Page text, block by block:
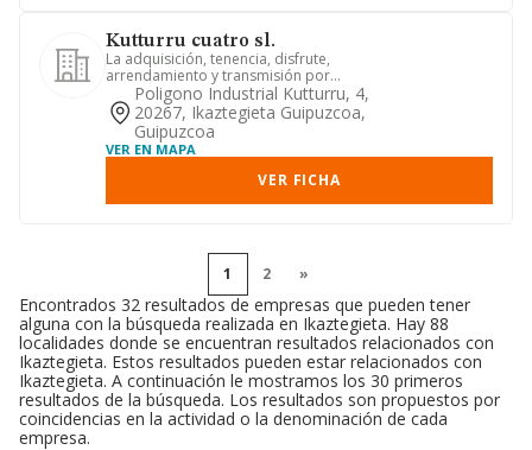
Kutturru cuatro sl.
La adquisición, tenencia, disfrute,
arrendamiento y transmisión por
cualquier título de cualesquier...
Poligono Industrial Kutturru, 4,
20267, Ikaztegieta Guipuzcoa,
Guipuzcoa
VER EN MAPA
VER FICHA
1 2 »
Encontrados 32 resultados de empresas que pueden tener
alguna con la búsqueda realizada en Ikaztegieta. Hay 88
localidades donde se encuentran resultados relacionados con
Ikaztegieta. Estos resultados pueden estar relacionados con
Ikaztegieta. A continuación le mostramos los 30 primeros
resultados de la búsqueda. Los resultados son propuestos por
coincidencias en la actividad o la denominación de cada
empresa.